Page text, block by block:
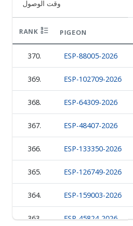
وقت الوصول
RANK PIGEON
370. ESP-88005-2026
369. ESP-102709-2026
368. ESP-64309-2026
367. ESP-48407-2026
366. ESP-133350-2026
365. ESP-126749-2026
364. ESP-159003-2026
363. ESP-45824-2026